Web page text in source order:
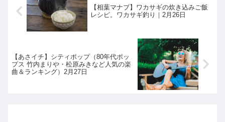
【相葉マナブ】ワカサギの炊き込みご飯
レシピ。ワカサギ釣り｜2月26日
【あさイチ】シティポップ（80年代ポッ
プス 竹内まりや・松原みきなど人気の楽
曲＆ランキング）2月27日